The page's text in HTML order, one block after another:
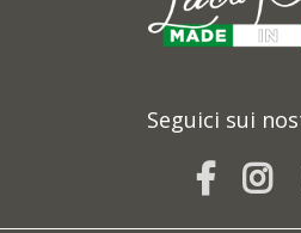
Seguici sui